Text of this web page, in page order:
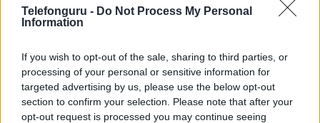
Telefonguru - Do Not Process My Personal
Information
If you wish to opt-out of the sale, sharing to third parties, or
processing of your personal or sensitive information for
targeted advertising by us, please use the below opt-out
section to confirm your selection. Please note that after your
opt-out request is processed you may continue seeing
Az Android rejtett automatizmusai: hat
2026.06.14
| Android Police
Sok felhasználó külön alkalmazásokra esküszik, pedig az
Android már évek óta olyan intelligens funkciókat kínál,
amelyek maguktól dolgoznak a háttérben.